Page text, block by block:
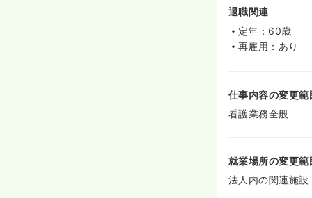
退職関連
定年：60歳
再雇用：あり
仕事内容の変更範
看護業務全般
就業場所の変更範
法人内の関連施設